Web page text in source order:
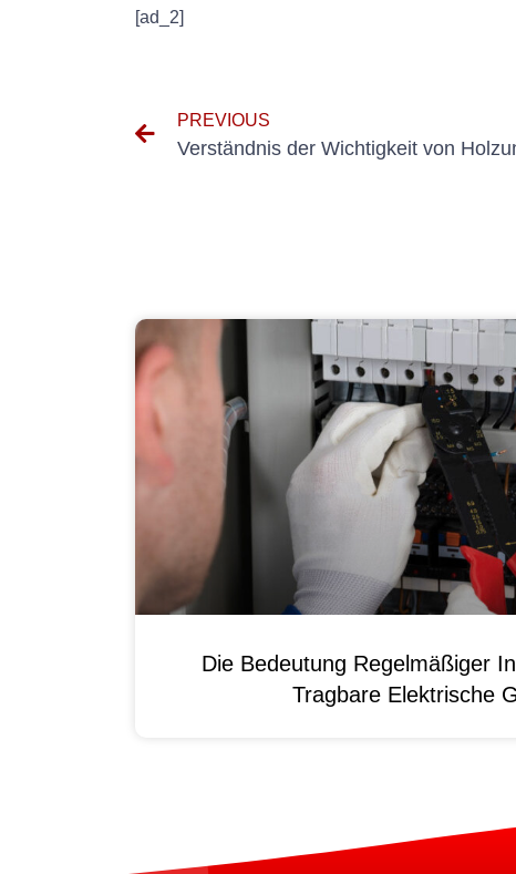
[ad_2]
PREVIOUS
Die Bedeutung Regelmäßiger
Tragbare Elektrische